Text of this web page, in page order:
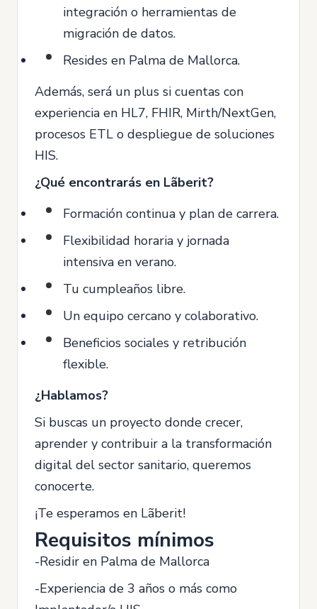
integración o herramientas de
migración de datos.
Resides en Palma de Mallorca.
Además, será un plus si cuentas con
experiencia en HL7, FHIR, Mirth/NextGen,
procesos ETL o despliegue de soluciones
HIS.
¿Qué encontrarás en Lãberit?
Formación continua y plan de carrera.
Flexibilidad horaria y jornada
intensiva en verano.
Tu cumpleaños libre.
Un equipo cercano y colaborativo.
Beneficios sociales y retribución
flexible.
¿Hablamos?
Si buscas un proyecto donde crecer,
aprender y contribuir a la transformación
digital del sector sanitario, queremos
conocerte.
¡Te esperamos en Lãberit!
Requisitos mínimos
-Residir en Palma de Mallorca
-Experiencia de 3 años o más como